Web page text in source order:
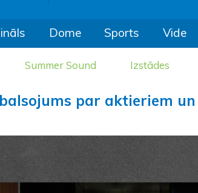
Dome Sports Vide
Summer Sound Izstādes
par aktieriem un